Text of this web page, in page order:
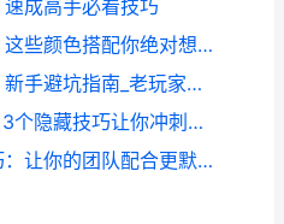
成高手必看技巧
逆水寒奇葩配色全攻略：这些颜色搭配你绝对想不到_
逆水寒洗练属性全解析：新手避坑指南_老玩家秘籍
逆水寒竞速300全攻略：3个隐藏技巧让你冲刺全场第一_
逆水寒接收语音设置技巧：让你的团队配合更默契